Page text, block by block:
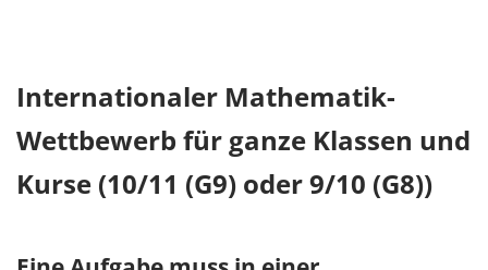
Internationaler Mathematik-
Wettbewerb für ganze Klassen und
Kurse (10/11 (G9) oder 9/10 (G8))